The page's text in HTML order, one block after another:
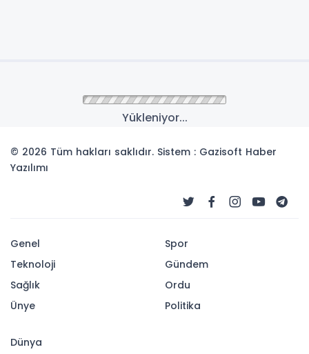
Yükleniyor...
© 2026 Tüm hakları saklıdır. Sistem : Gazisoft Haber
Yazılımı
Genel
Teknoloji
Sağlık
Ünye
Spor
Gündem
Ordu
Politika
Dünya